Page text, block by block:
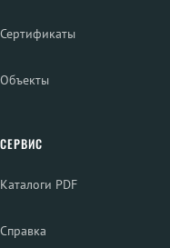
Сертификаты
Объекты
СЕРВИС
Каталоги PDF
Справка